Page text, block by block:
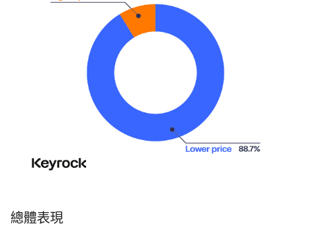
總體表現